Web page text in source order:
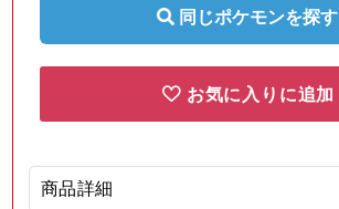
同じポケモンを探す
お気に入りに追加
商品詳細